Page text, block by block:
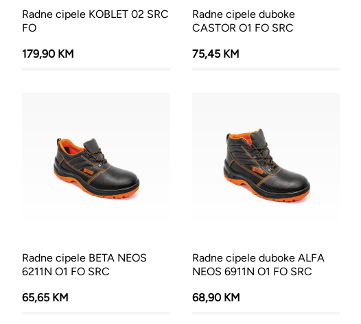
Radne cipele KOBLET 02 SRC
FO
179,90 KM
Radne cipele duboke
CASTOR O1 FO SRC
75,45 KM
Radne cipele BETA NEOS
6211N O1 FO SRC
65,65 KM
Radne cipele duboke ALFA
NEOS 6911N O1 FO SRC
68,90 KM